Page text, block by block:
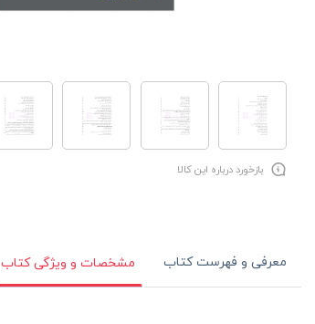
بازخورد درباره این کالا
معرفی و فهرست کتاب مشخصات و ویژگی کتاب